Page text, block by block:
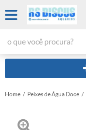
Home Peixes de Água Doce